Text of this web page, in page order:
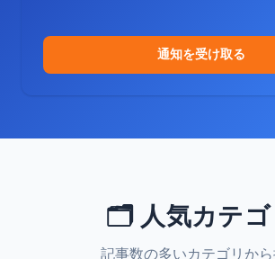
通知を受け取る
🗂️ 人気カテゴ
記事数の多いカテゴリか